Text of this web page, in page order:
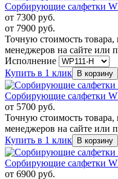
Сорбирующие салфетки
от 7300 руб.
от 7900 руб.
Точную стоимость товара,
менеджеров на сайте или
Исполнение
Купить в 1 клик
Сорбирующие салфетки
от 5700 руб.
Точную стоимость товара,
менеджеров на сайте или
Купить в 1 клик
Сорбирующие салфетки
от 6900 руб.